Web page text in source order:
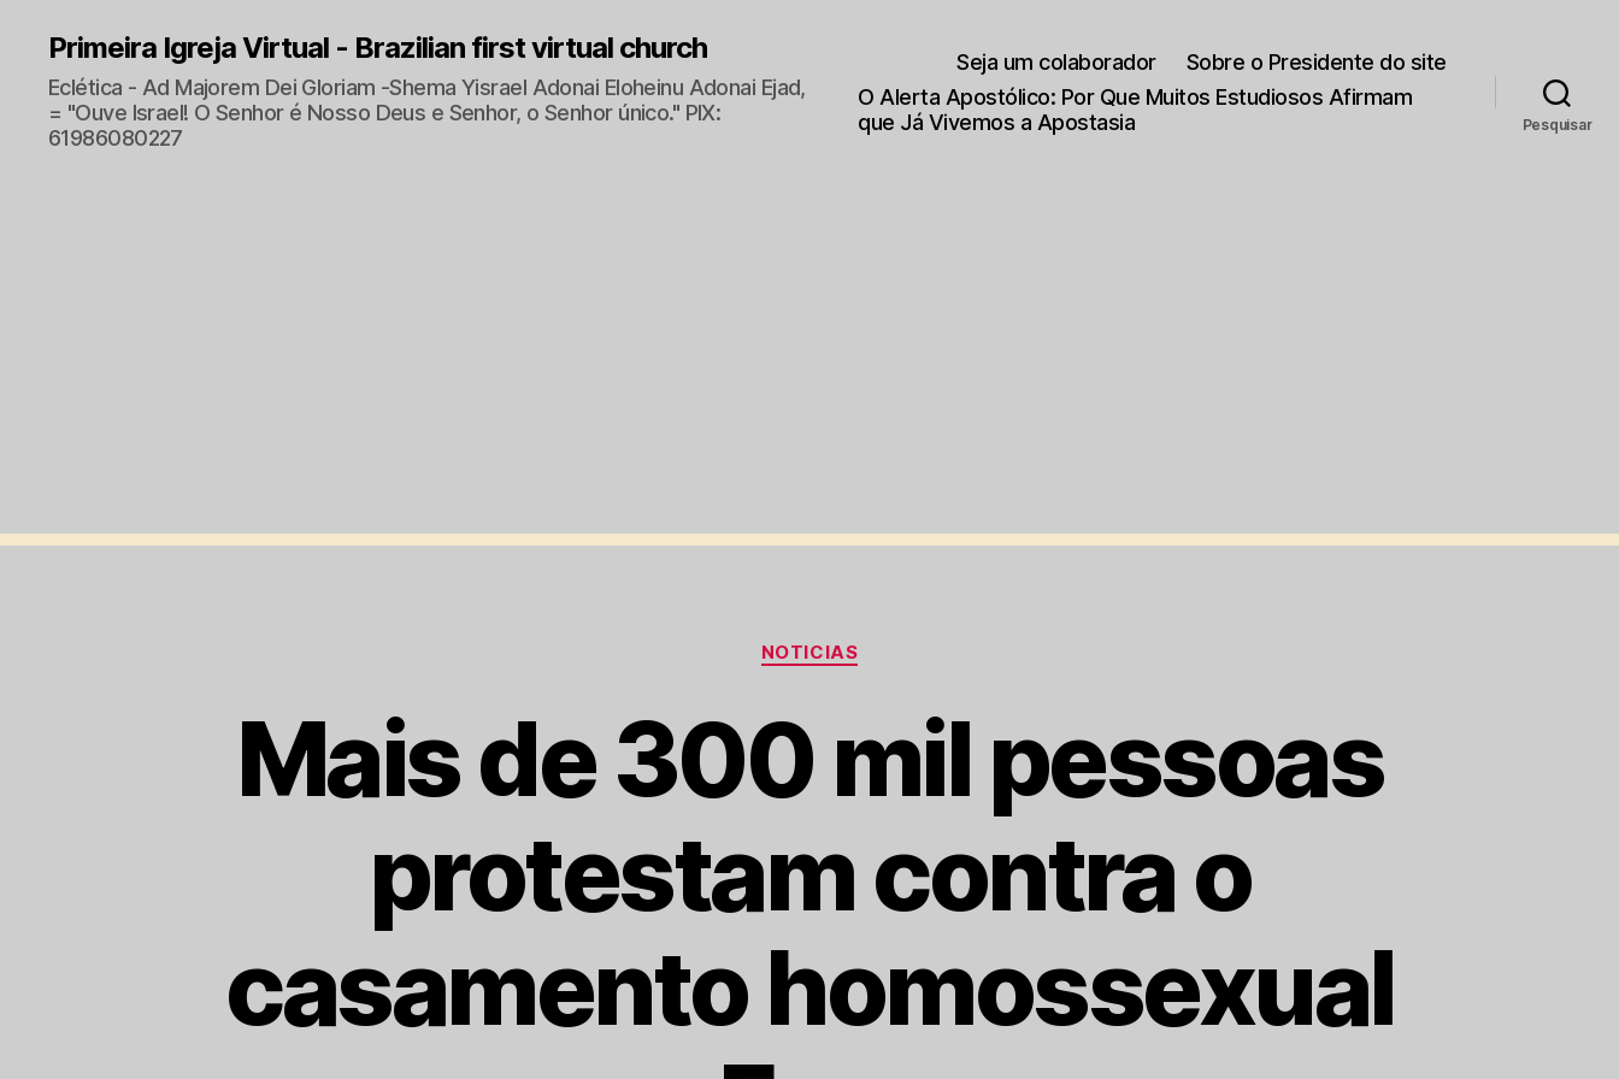
Primeira Igreja Virtual - Brazilian first virtual church
Eclética - Ad Majorem Dei Gloriam -Shema Yisrael Adonai Eloheinu Adonai Ejad,
= "Ouve Israel! O Senhor é Nosso Deus e Senhor, o Senhor único." PIX:
61986080227
Seja um colaborador
Sobre o Presidente do site
O Alerta Apostólico: Por Que Muitos Estudiosos Afirmam
que Já Vivemos a Apostasia
Pesquisar
Categorias
NOTICIAS
Mais de 300 mil pessoas
protestam contra o
casamento homossexual